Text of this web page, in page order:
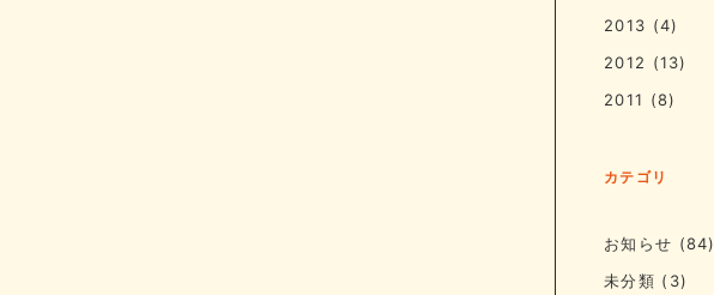
2013 (4)
2012 (13)
2011 (8)
カテゴリ
お知らせ (84)
未分類 (3)